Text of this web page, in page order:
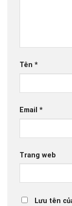
Tên *
Email *
Trang web
Lưu tên